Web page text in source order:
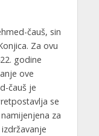
čauš, sin
Za ovu
godine
ove
čauš je
se
za